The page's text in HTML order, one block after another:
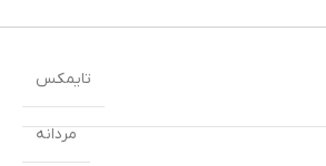
مردانه
تایمکس